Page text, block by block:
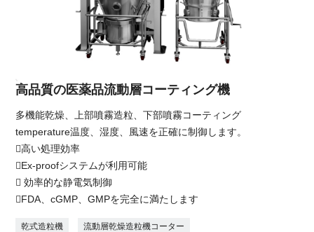
高品質の医薬品流動層コーティング機
多機能乾燥、上部噴霧造粒、下部噴霧コーティング
temperature温度、湿度、風速を正確に制御します。
高い処理効率
Ex-proofシステムが利用可能
 効率的な静電気制御
FDA、cGMP、GMPを完全に満たします
乾式造粒機 流動層乾燥造粒機コーター